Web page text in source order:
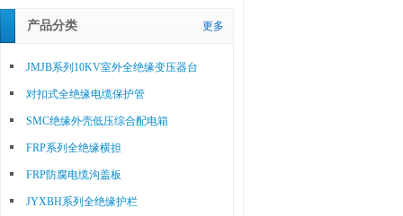
设备和材料的独立法人单位。铁岭翔实电
力设备有限公司成立于2010年10月20日，
注册资金1180万元，位于铁岭市调兵山城
北工业园区，占地面积30亩（20000平方
米），其技术、工艺、研发、生产、销售
等主要人员均为铁岭市光电研究所选调的
优秀人员，公司董事长兼总经理由铁岭市
光电研究所所长兼任，铁岭市光电研究所
产品分类 更多
JMJB系列10KV室外全绝缘变压器台
对扣式全绝缘电缆保护管
SMC绝缘外壳低压综合配电箱
FRP系列全绝缘横担
FRP防腐电缆沟盖板
JYXBH系列全绝缘护栏